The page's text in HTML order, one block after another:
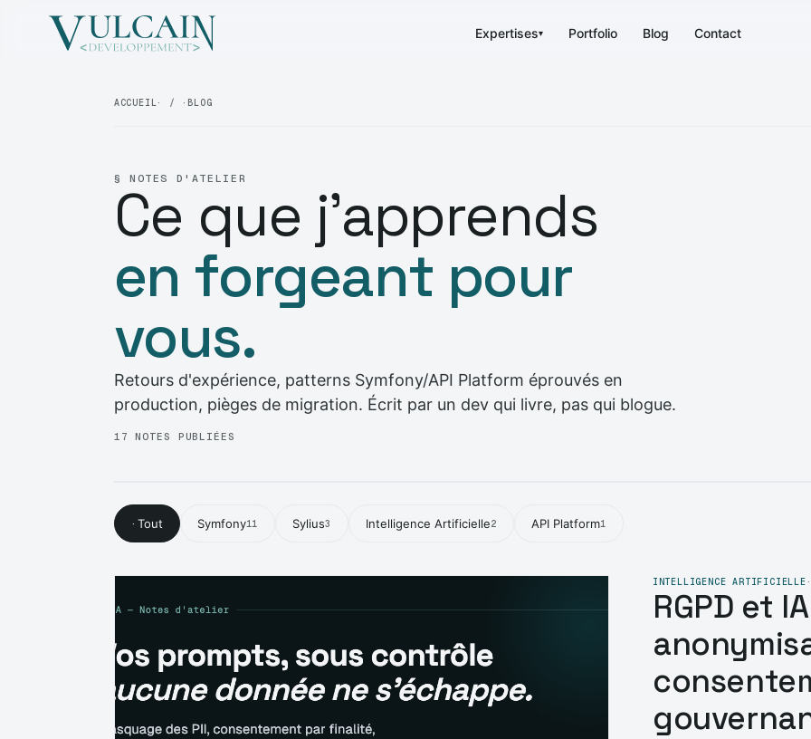
Expertises▾ Portfolio Blog Contact
ACCUEIL· / · BLOG
§ NOTES D'ATELIER
Ce que j'apprends
en forgeant pour
vous.
Retours d'expérience, patterns Symfony/API Platform éprouvés en
production, pièges de migration. Écrit par un dev qui livre, pas qui blogue.
17 NOTES PUBLIÉES
· Tout Symfony11 Sylius3 Intelligence Artificielle2 API Platform1
INTELLIGENCE ARTIFICIELLE
RGPD et